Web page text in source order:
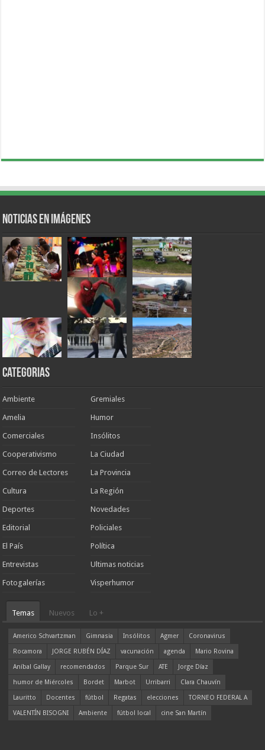
Noticias en Imágenes
Categorias
Ambiente
Amelia
Comerciales
Cooperativismo
Correo de Lectores
Cultura
Deportes
Editorial
El País
Entrevistas
Fotogalerías
Gremiales
Humor
Insólitos
La Ciudad
La Provincia
La Región
Novedades
Policiales
Política
Ultimas noticias
Visperhumor
Temas Nuevos Lo +
Americo Schvartzman Gimnasia Insólitos Agmer
Coronavirus
Rocamora
JORGE RUBÉN DÍAZ vacunación agenda
Mario Rovina
Aníbal Gallay
recomendados Parque Sur ATE
Jorge Díaz
humor de Miércoles
Bordet Marbot Urribarri
Clara Chauvín
Lauritto
Docentes fútbol Regatas elecciones
TORNEO FEDERAL A
VALENTÍN BISOGNI
Ambiente fútbol local cine San Martín